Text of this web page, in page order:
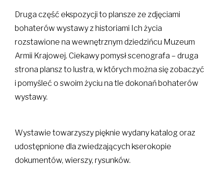
Druga część ekspozycji to plansze ze zdjęciami
bohaterów wystawy z historiami Ich życia
rozstawione na wewnętrznym dziedzińcu Muzeum
Armii Krajowej. Ciekawy pomysł scenografa – druga
strona plansz to lustra, w których można się zobaczyć
i pomyśleć o swoim życiu na tle dokonań bohaterów
wystawy.
Wystawie towarzyszy pięknie wydany katalog oraz
udostępnione dla zwiedzających kserokopie
dokumentów, wierszy, rysunków.